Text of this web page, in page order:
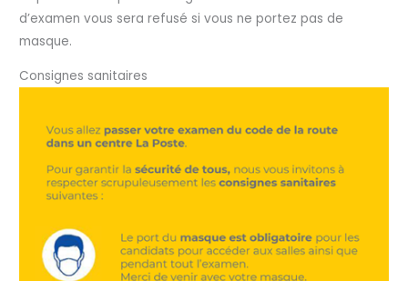
d’examen vous sera refusé si vous ne portez pas de
masque.
Consignes sanitaires